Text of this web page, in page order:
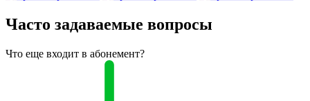
Часто задаваемые вопросы
Что еще входит в абонемент?